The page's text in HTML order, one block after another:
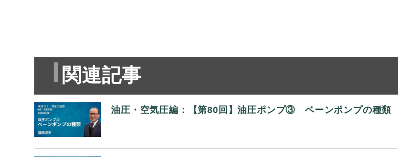
関連記事
油圧・空気圧編：【第80回】油圧ポンプ③ ベーンポンプの種類